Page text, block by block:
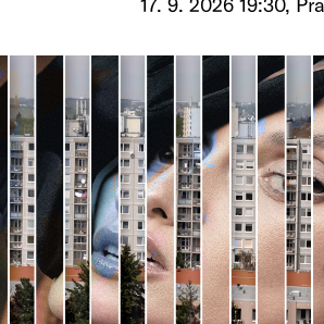
Pro děti
edu
Vše o ČT